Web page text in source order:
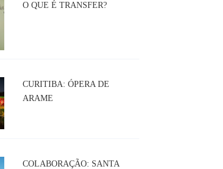
O QUE É TRANSFER?
CURITIBA: ÓPERA DE
ARAME
COLABORAÇÃO: SANTA